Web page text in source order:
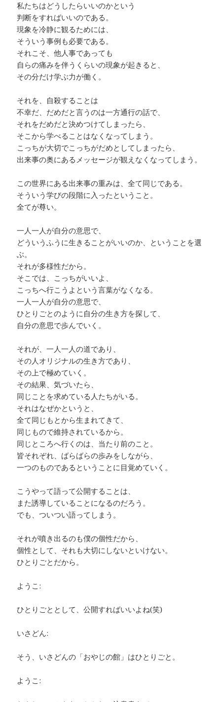
私たちはどうしたらいいのかという
判断をすればいいのである。
現象を冷静に観るためには、
そういう事例も必要である。
それこそ、他人事であっても
自らの痛みを伴うくらいの現象が起きると、
その分だけ学ぶ力が働く。
それを、自殺することは
不幸だ、だめだと言うのは一方通行の話で、
それをだめだと決めつけてしまったら、
そこから学べることはなくなってしまう。
こっちが大切でこっちがだめとしてしまったら、
出来事の奥にあるメッセージが観えなくなってしまう。
この世界にある出来事の重みは、全て同じである。
そういう学びの段階に入ったということ。
全てが尊い。
一人一人が自分の意思で、
どういうふうに生きることがいいのか、ということを選
ぶ。
それが多様性だから。
そこでは、こっちがいいよ、
こっちへ行こうよという言葉がなくなる。
一人一人が自分の意思で、
ひとりごとのように自分の生き方を探して、
自分の意思で歩んでいく。
それが、一人一人の道であり、
その人オリジナルの生き方であり、
その上で極めていく。
その結果、気づいたら、
同じことを求めている人たちがいる。
それはなぜかというと、
全て同じもとから生まれてきて、
同じもので維持されているから。
同じところへ行くのは、当たり前のこと。
皆それぞれ、ばらばらの歩みをしながら、
一つのものであるということに目覚めていく。
こうやって語って公開することは、
また誘導していることになるのだろう。
でも、ついつい語ってしまう。
それが噴き出るのも僕の個性だから、
個性として、それも大切にしないといけない。
ひとりごとだから。
ようこ:
ひとりごととして、公開すればいいよね(笑)
いさどん:
そう、いさどんの「おやじの館」はひとりごと。
ようこ: